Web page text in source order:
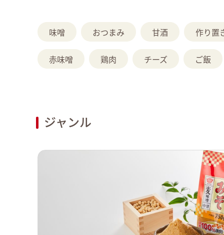
味噌 おつまみ 甘酒 作り置
赤味噌 鶏肉 チーズ ご飯
ジャンル